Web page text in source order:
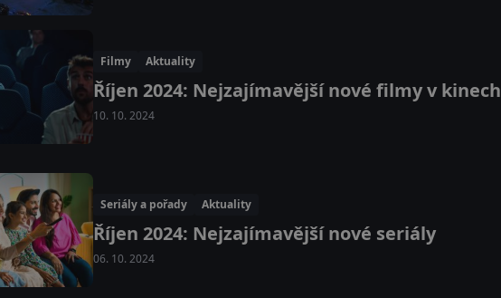
Filmy Aktuality
Říjen 2024: Nejzajímavější nové filmy v kinech
10. 10. 2024
Seriály a pořady Aktuality
Říjen 2024: Nejzajímavější nové seriály
06. 10. 2024